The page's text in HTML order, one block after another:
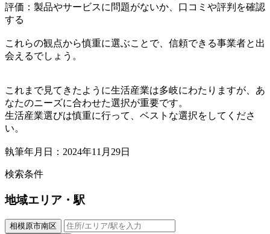
評価：製品やサービスに問題がないか、口コミや評判を確認
する
これらの観点から慎重に選ぶことで、信頼できる事業者と出
会えるでしょう。
これまで見てきたように生活産業は多岐にわたりますが、あ
なたのニーズに合わせた選択が重要です。
生活産業選びは慎重に行って、ベストな選択をしてくださ
い。
執筆年月日：2024年11月29日
検索条件
地域エリア・駅
相模原市南区